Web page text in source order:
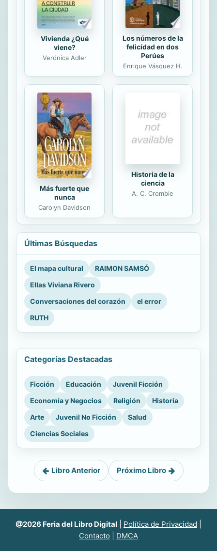
su vida cambiará por...
Vivienda ¿Qué
viene?
Verónica Adler
Los números de la
felicidad en dos
Perúes
Enrique Vásquez H.
Más fuerte que
nunca
Carolyn Davidson
Historia de la
ciencia
A. C. Crombie
Últimas Búsquedas
El mapa cultural
RAIMON SAMSÓ
Ellas Viviana Rivero
Conversaciones del corazón
el error
RUTH
Categorías Destacadas
Ficción Educación
Juvenil Ficción
Economía y Negocios
Religión
Historia
Arte
Juvenil No Ficción
Salud
Ciencias Sociales
Libro Anterior Próximo Libro
@2026 Feria del Libro Digital Política de Privacidad
Contacto
DMCA